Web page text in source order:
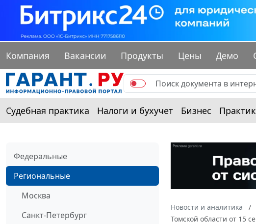
Компания Вакансии Продукты Цены Демо
Судебная практика Налоги и бухучет Бизнес
Федеральные
Региональные
Москва
Санкт-Петербург
Новости и аналитика
Томской области от 15